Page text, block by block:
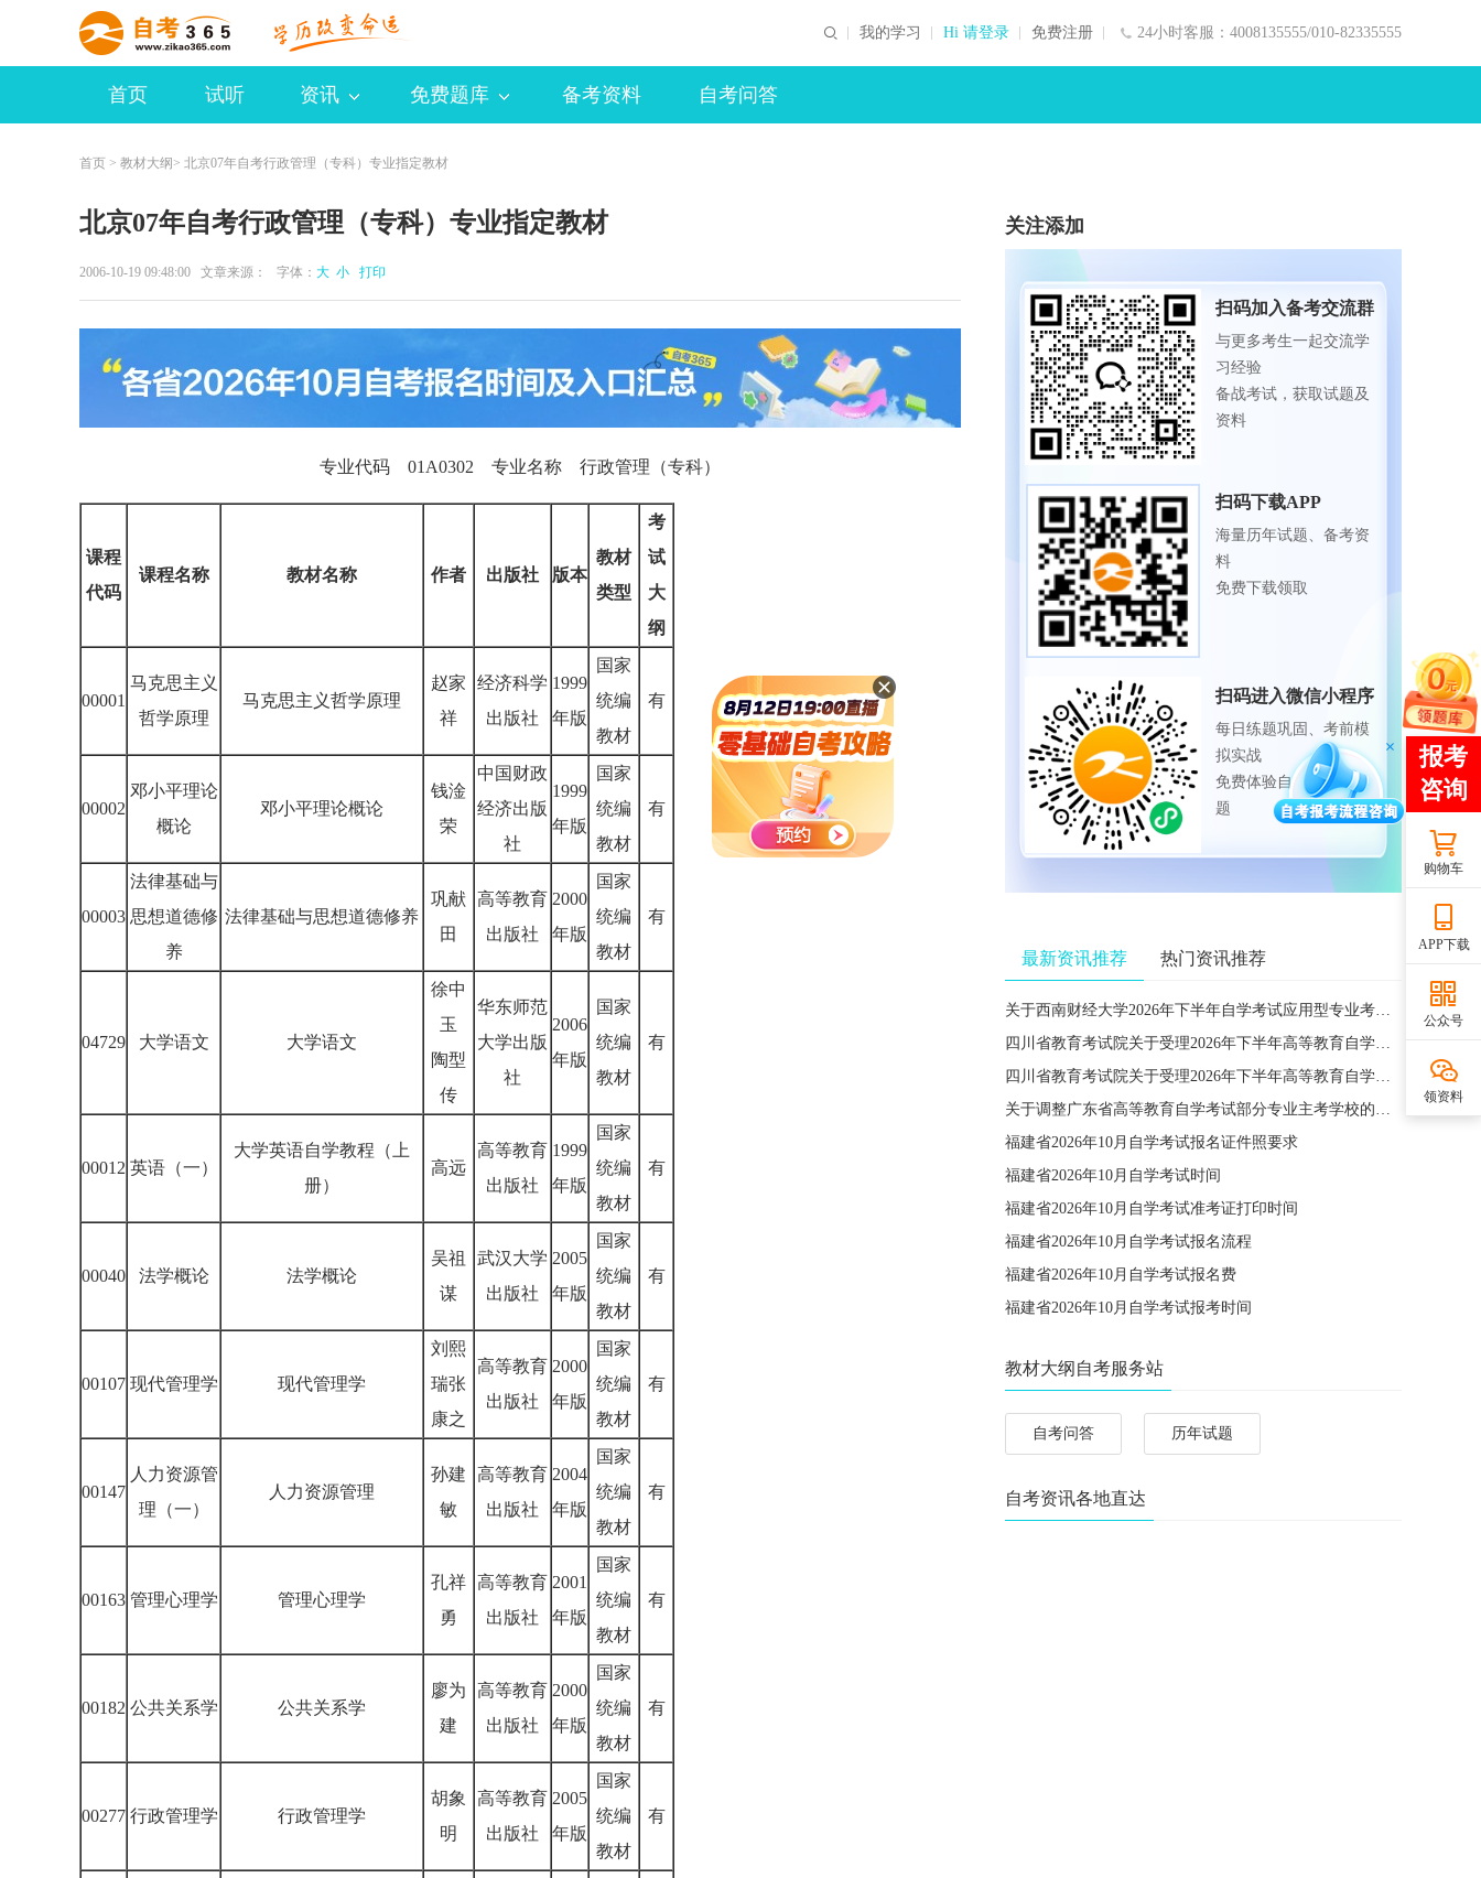
24小时客服：4008135555/010-82335555
我的学习 Hi 请登录 免费注册
首页 试听 资讯 免费题库 备考资料 自考问答
首页 > 教材大纲 > 北京07年自考行政管理（专科）专业指定教材
北京07年自考行政管理（专科）专业指定教材
2006-10-19 09:48:00 文章来源： 字体： 大 小 打印
专业代码 01A0302 专业名称 行政管理（专科）
课程
代码
课程名称 教材名称 作者 出版社 版本
教材
类型
考
试
大
纲
00001
马克思主义
哲学原理
马克思主义哲学原理
赵家
祥
经济科学
出版社
1999
年版
国家
统编
教材
有
00002
邓小平理论
概论
邓小平理论概论
钱淦
荣
中国财政
经济出版
社
1999
年版
国家
统编
教材
有
00003
法律基础与
思想道德修
养
法律基础与思想道德修养
巩献
田
高等教育
出版社
2000
年版
国家
统编
教材
有
04729 大学语文 大学语文
徐中
玉
陶型
传
华东师范
大学出版
社
2006
年版
国家
统编
教材
有
00012 英语（一）
大学英语自学教程（上
册）
高远
高等教育
出版社
1999
年版
国家
统编
教材
有
00040 法学概论 法学概论
吴祖
谋
武汉大学
出版社
2005
年版
国家
统编
教材
有
00107 现代管理学 现代管理学
刘熙
瑞张
康之
高等教育
出版社
2000
年版
国家
统编
教材
有
00147
人力资源管
理（一）
人力资源管理
孙建
敏
高等教育
出版社
2004
年版
国家
统编
教材
有
00163 管理心理学 管理心理学
孔祥
勇
高等教育
出版社
2001
年版
国家
统编
教材
有
00182 公共关系学 公共关系学
廖为
建
高等教育
出版社
2000
年版
国家
统编
教材
有
00277 行政管理学 行政管理学
胡象
明
高等教育
出版社
2005
年版
国家
统编
教材
有
关注添加
扫码加入备考交流群
与更多考生一起交流学
习经验
备战考试，获取试题及
资料
扫码下载APP
海量历年试题、备考资
料
免费下载领取
扫码进入微信小程序
每日练题巩固、考前模
拟实战
免费体验自考365海量试
题
最新资讯推荐 热门资讯推荐
关于西南财经大学2026年下半年自学考试应用型专业考籍更改办理的通知
四川省教育考试院关于受理2026年下半年高等教育自学考试省际转考申请的通告
四川省教育考试院关于受理2026年下半年高等教育自学考试考籍更改申请的通告
关于调整广东省高等教育自学考试部分专业主考学校的通知
福建省2026年10月自学考试报名证件照要求
福建省2026年10月自学考试时间
福建省2026年10月自学考试准考证打印时间
福建省2026年10月自学考试报名流程
福建省2026年10月自学考试报名费
福建省2026年10月自学考试报考时间
教材大纲自考服务站
自考问答 历年试题
自考资讯各地直达
购物车
APP下载
公众号
领资料